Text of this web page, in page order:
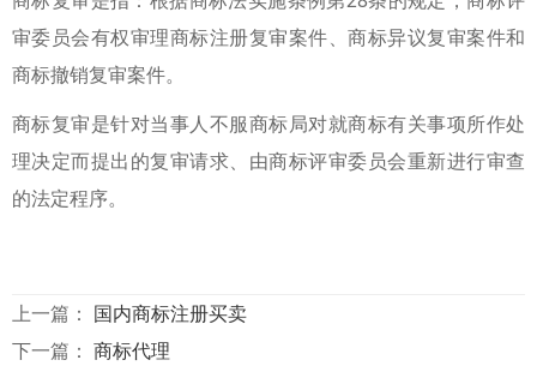
审委员会有权审理商标注册复审案件、商标异议复审案件和
商标撤销复审案件。
商标复审是针对当事人不服商标局对就商标有关事项所作处
理决定而提出的复审请求、由商标评审委员会重新进行审查
的法定程序。
上一篇： 国内商标注册买卖
下一篇： 商标代理